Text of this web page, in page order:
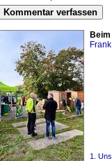
Kommentar verfassen
1.